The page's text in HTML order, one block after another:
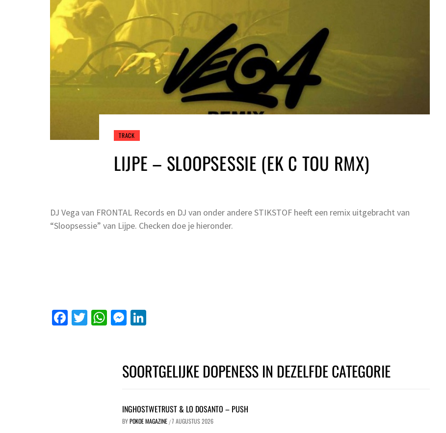
TRACK
LIJPE – SLOOPSESSIE (EK C TOU RMX)
DJ Vega van FRONTAL Records en DJ van onder andere STIKSTOF heeft een remix uitgebracht van
“Sloopsessie” van Lijpe. Checken doe je hieronder.
Facebook
Twitter
WhatsApp
Messenger
SOORTGELIJKE DOPENESS IN DEZELFDE CATEGORIE
INGHOSTWETRUST & LO DOSANTO – PUSH
BYPOKOE MAGAZINE /7 AUGUSTUS 2026